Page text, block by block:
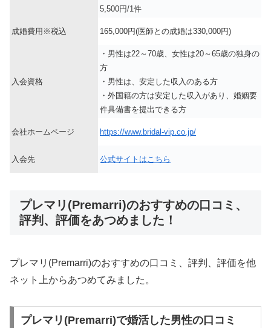
5,500円/1件
成婚費用※税込 165,000円(医師との成婚は330,000円)
入会資格
・男性は22～70歳、女性は20～65歳の独身の
方
・男性は、安定した収入のある方
・外国籍の方は安定した収入があり、婚姻要
件具備書を提出できる方
会社ホームページ https://www.bridal-vip.co.jp/
入会先 公式サイトはこちら
プレマリ(Premarri)のおすすめの口コミ、
評判、評価をあつめました！
プレマリ(Premarri)のおすすめの口コミ、評判、評価を他
ネット上からあつめてみました。
プレマリ(Premarri)で婚活した男性の口コミ